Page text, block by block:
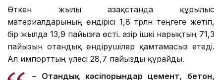
Өткен жылы Қазақстанда құрылыс
материалдарының өндірісі 1,8 трлн теңгеге жетіп,
бір жылда 13,9 пайызға өсті. Қазір ішкі нарықтың 71,3
пайызын отандық өндірушілер қамтамасыз етеді.
Ал импорттың үлесі 28,7 пайызды құрайды.
– Отандық кәсіпорындар цемент, бетон,